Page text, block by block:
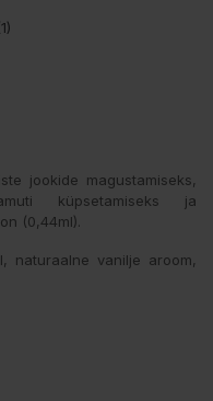
1)
jookide magustamiseks,
küpsetamiseks ja
(0,44ml).
naturaalne vanilje aroom,